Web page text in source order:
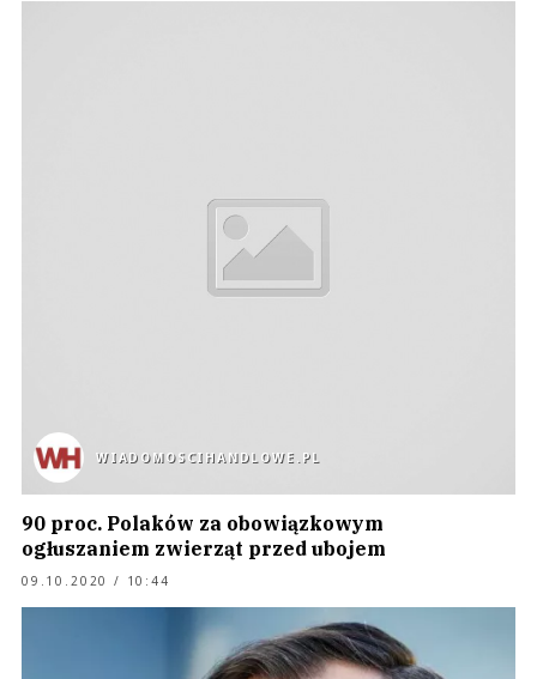
WIADOMOSCIHANDLOWE.PL
90 proc. Polaków za obowiązkowym
ogłuszaniem zwierząt przed ubojem
09.10.2020 / 10:44